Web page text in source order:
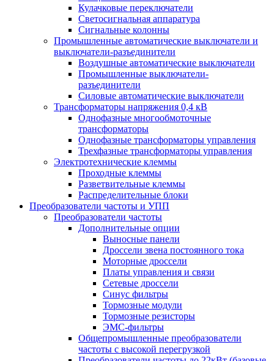
Кулачковые переключатели
Светосигнальная аппаратура
Сигнальные колонны
Промышленные автоматические выключатели и
выключатели-разъединители
Воздушные автоматические выключатели
Промышленные выключатели-
разъединители
Силовые автоматические выключатели
Трансформаторы напряжения 0,4 кВ
Однофазные многообмоточные
трансформаторы
Однофазные трансформаторы управления
Трехфазные трансформаторы управления
Электротехнические клеммы
Проходные клеммы
Разветвительные клеммы
Распределительные блоки
Преобразователи частоты и УПП
Преобразователи частоты
Дополнительные опции
Выносные панели
Дроссели звена постоянного тока
Моторные дроссели
Платы управления и связи
Сетевые дроссели
Синус фильтры
Тормозные модули
Тормозные резисторы
ЭМС-фильтры
Общепромышленные преобразователи
частоты с высокой перегрузкой